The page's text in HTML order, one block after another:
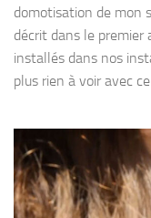
domotisation de mon
décrit dans le premier
installés dans nos
plus rien à voir avec